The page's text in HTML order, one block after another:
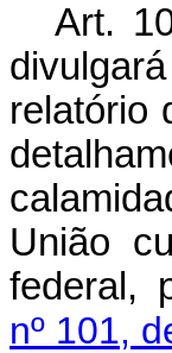
Art.
relatório
União
federal,
nº 101,